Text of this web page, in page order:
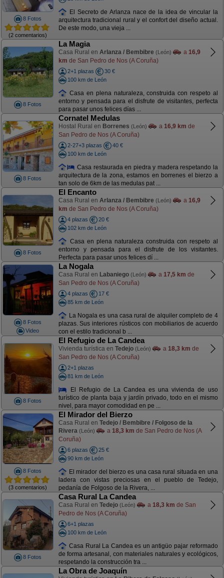
8 Fotos
(2 comentarios)
El Secreto de Arlanza nace de la idea de vincular la
arquitectura tradicional rural y el confort del diseño actual.
De este modo, una vieja ...
8 Fotos
La Magia
Casa Rural en Arlanza / Bembibre (León) a 16,9
km de San Pedro de Nos (A Coruña)
2+1 plazas
30 €
100 km de León
Casa en plena naturaleza, construida con respeto al
entorno y pensada para el disfrute de visitantes, perfecta
para pasar unos felices días ...
8 Fotos
Cornatel Medulas
Hostal Rural en Borrenes (León) a 16,9 km de
San Pedro de Nos (A Coruña)
2-27+3 plazas
40 €
100 km de León
Casa restaurada en piedra y madera respetando la
arquitectura de la zona, estamos en borrenes el bierzo a
tan solo de 6km de las medulas pat ...
8 Fotos
El Encanto
Casa Rural en Arlanza / Bembibre (León) a 16,9
km de San Pedro de Nos (A Coruña)
4 plazas
20 €
102 km de León
Casa en plena naturaleza construida con respeto al
entorno y pensada para el disfrute de los visitantes.
Perfecta para pasar unos felices dí ...
8 Fotos
Video
La Nogala
Casa Rural en Labaniego (León) a 17,5 km de
San Pedro de Nos (A Coruña)
4 plazas
17 €
85 km de León
La Nogala es una casa rural de alquiler completo de 4
plazas. Sus interiores rústicos con mobiliarios de acuerdo
con el estilo tradicional b ...
8 Fotos
El Refugio de La Candea
Vivienda turística en Tedejo (León) a 18,3 km de
San Pedro de Nos (A Coruña)
2+1 plazas
81 km de León
El Refugio de La Candea es una vivienda de uso
turístico de planta baja y jardín privado, todo en el mismo
nivel, para mayor comodidad en pe ...
8 Fotos
(3 comentarios)
El Mirador del Bierzo
Casa Rural en Tedejo / Bembibre / Folgoso de la
Rivera (León) a 18,3 km de San Pedro de Nos (A
Coruña)
6 plazas
25 €
90 km de León
El mirador del bierzo es una casa rural situada en una
ladera con vistas preciosas en el pueblo de Tedejo,
pedanía de Folgoso de la Rivera, ...
8 Fotos
Casa Rural La Candea
Casa Rural en Tedejo (León) a 18,3 km de San
Pedro de Nos (A Coruña)
6+1 plazas
100 km de León
Casa Rural La Candea es un antigüo pajar reformado
de forma artesanal, con materiales naturales y ecológicos,
respetando la construcción tra ...
La Obra de Joaquín